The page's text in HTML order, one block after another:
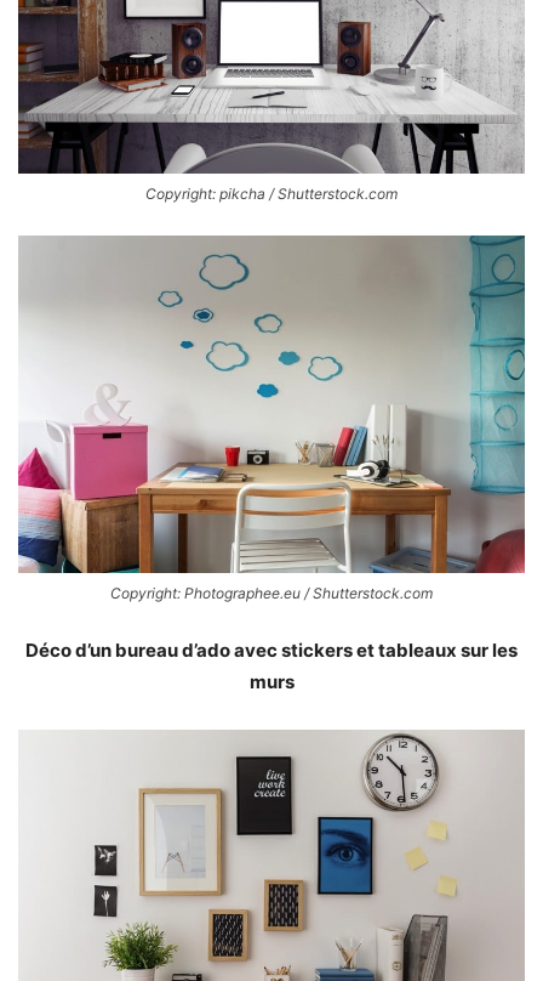
Copyright: pikcha / Shutterstock.com
Copyright: Photographee.eu / Shutterstock.com
Déco d’un bureau d’ado avec stickers et tableaux sur les
murs